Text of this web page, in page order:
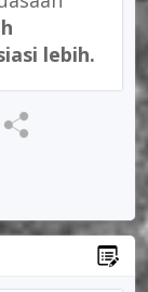
lebih.